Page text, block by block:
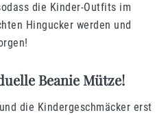
die Kinder-Outfits im
Hingucker werden und
Beanie Mütze!
die Kindergeschmäcker erst